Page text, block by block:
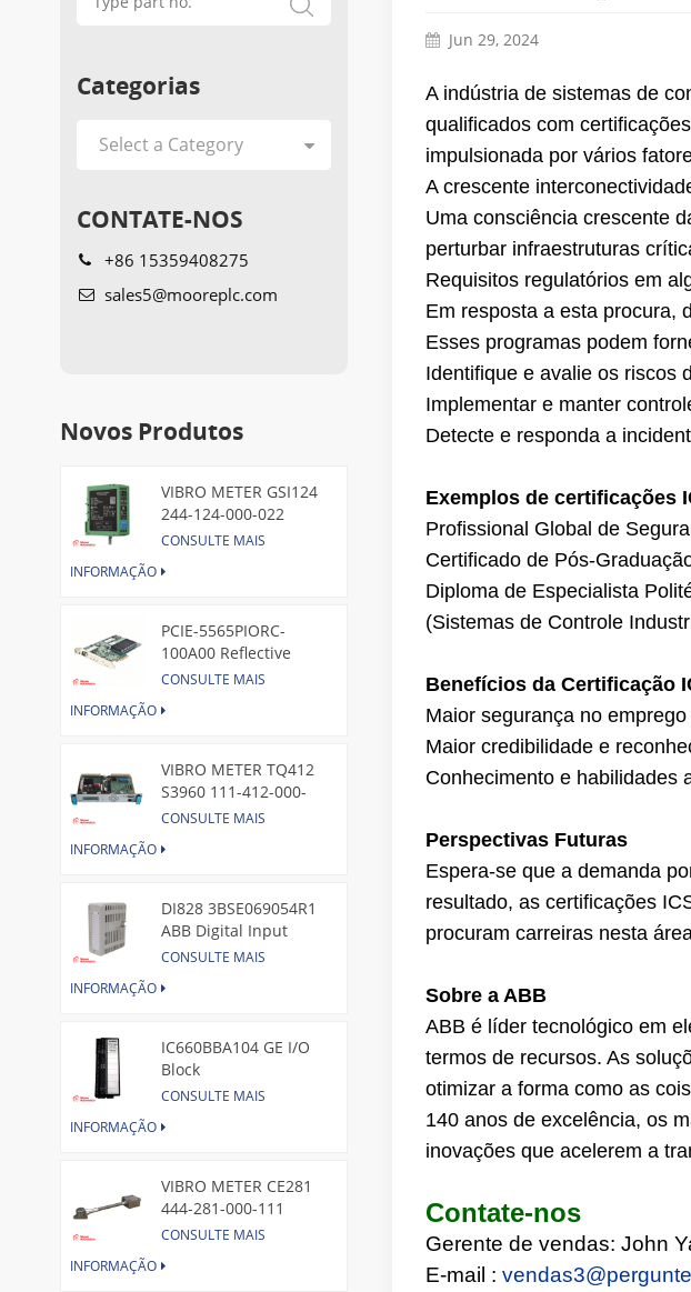
Jun 29, 2024
A indústria de sistemas de
qualificados com
impulsionada por vários
A crescente
Uma consciência crescente
perturbar infraestruturas
Requisitos regulatórios em
Em resposta a esta procura,
Esses programas podem
Identifique e avalie os riscos
Implementar e manter
Detecte e responda a
Exemplos de certificações
Profissional Global de
Certificado de Pós-
Diploma de Especialista
(Sistemas de Controle
Benefícios da Certificação
Maior segurança no
Maior credibilidade e
Conhecimento e habilidades
Perspectivas Futuras
Espera-se que a demanda
resultado, as certificações
procuram carreiras nesta
Sobre a ABB
ABB é líder tecnológico em
termos de recursos. As
otimizar a forma como as
140 anos de excelência, os
inovações que acelerem a
Contate-nos
Gerente de vendas: John
E-mail : vendas3@pergunte
Categorias
CONTATE-NOS
+86 15359408275
sales5@mooreplc.com
Novos Produtos
VIBRO METER GSI124
244-124-000-022
Piezoelectric Pressure
CONSULTE MAIS
INFORMAÇÃO
PCIE-5565PIORC-
100A00 Reflective
Memory PCI Express
CONSULTE MAIS
INFORMAÇÃO
VIBRO METER TQ412
S3960 111-412-000-
013 Reverse Mount
CONSULTE MAIS
INFORMAÇÃO
DI828 3BSE069054R1
ABB Digital Input
Module
CONSULTE MAIS
INFORMAÇÃO
IC660BBA104 GE I/O
Block
CONSULTE MAIS
INFORMAÇÃO
VIBRO METER CE281
444-281-000-111
Piezoelectric Pressure
CONSULTE MAIS
INFORMAÇÃO